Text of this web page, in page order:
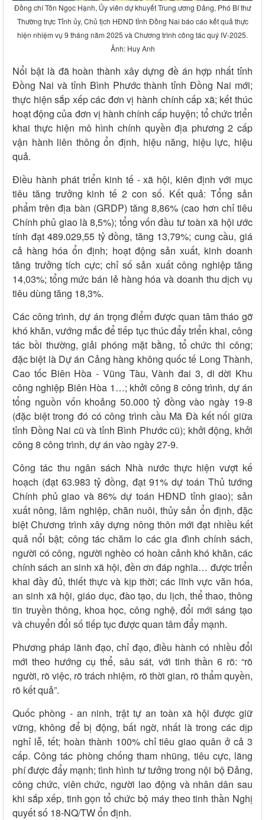
Đồng chí Tôn Ngọc Hạnh, Ủy viên dự khuyết Trung ương Đảng, Phó Bí thư
Thường trực Tỉnh ủy, Chủ tịch HĐND tỉnh Đồng Nai báo cáo kết quả thực
hiện nhiệm vụ 9 tháng năm 2025 và Chương trình công tác quý IV-2025.
Ảnh: Huy Anh
Nổi bật là đã hoàn thành xây dựng đề án hợp nhất tỉnh
Đồng Nai và tỉnh Bình Phước thành tỉnh Đồng Nai mới;
thực hiện sắp xếp các đơn vị hành chính cấp xã; kết thúc
hoạt động của đơn vị hành chính cấp huyện; tổ chức triển
khai thực hiện mô hình chính quyền địa phương 2 cấp
vận hành liên thông ổn định, hiệu năng, hiệu lực, hiệu
quả.
Điều hành phát triển kinh tế - xã hội, kiên định với mục
tiêu tăng trưởng kinh tế 2 con số. Kết quả: Tổng sản
phẩm trên địa bàn (GRDP) tăng 8,86% (cao hơn chỉ tiêu
Chính phủ giao là 8,5%); tổng vốn đầu tư toàn xã hội ước
tính đạt 489.029,55 tỷ đồng, tăng 13,79%; cung cầu, giá
cả hàng hóa ổn định; hoạt động sản xuất, kinh doanh
tăng trưởng tích cực; chỉ số sản xuất công nghiệp tăng
14,03%; tổng mức bán lẻ hàng hóa và doanh thu dịch vụ
tiêu dùng tăng 18,3%.
Các công trình, dự án trọng điểm được quan tâm tháo gỡ
khó khăn, vướng mắc để tiếp tục thúc đẩy triển khai, công
tác bồi thường, giải phóng mặt bằng, tổ chức thi công;
đặc biệt là Dự án Cảng hàng không quốc tế Long Thành,
Cao tốc Biên Hòa - Vũng Tàu, Vành đai 3, di dời Khu
công nghiệp Biên Hòa 1…; khởi công 8 công trình, dự án
tổng nguồn vốn khoảng 50.000 tỷ đồng vào ngày 19-8
(đặc biệt trong đó có công trình cầu Mã Đà kết nối giữa
tỉnh Đồng Nai cũ và tỉnh Bình Phước cũ); khởi động, khởi
công 8 công trình, dự án vào ngày 27-9.
Công tác thu ngân sách Nhà nước thực hiện vượt kế
hoạch (đạt 63.983 tỷ đồng, đạt 91% dự toán Thủ tướng
Chính phủ giao và 86% dự toán HĐND tỉnh giao); sản
xuất nông, lâm nghiệp, chăn nuôi, thủy sản ổn định, đặc
biệt Chương trình xây dựng nông thôn mới đạt nhiều kết
quả nổi bật; công tác chăm lo các gia đình chính sách,
người có công, người nghèo có hoàn cảnh khó khăn, các
chính sách an sinh xã hội, đền ơn đáp nghĩa… được triển
khai đầy đủ, thiết thực và kịp thời; các lĩnh vực văn hóa,
an sinh xã hội, giáo dục, đào tạo, du lịch, thể thao, thông
tin truyền thông, khoa học, công nghệ, đổi mới sáng tạo
và chuyển đổi số tiếp tục được quan tâm đẩy mạnh.
Phương pháp lãnh đạo, chỉ đạo, điều hành có nhiều đổi
mới theo hướng cụ thể, sâu sát, với tinh thần 6 rõ: “rõ
người, rõ việc, rõ trách nhiệm, rõ thời gian, rõ thẩm quyền,
rõ kết quả”.
Quốc phòng - an ninh, trật tự an toàn xã hội được giữ
vững, không để bị động, bất ngờ, nhất là trong các dịp
nghỉ lễ, tết; hoàn thành 100% chỉ tiêu giao quân ở cả 3
cấp. Công tác phòng chống tham nhũng, tiêu cực, lãng
phí được đẩy mạnh; tình hình tư tưởng trong nội bộ Đảng,
công chức, viên chức, người lao động và nhân dân sau
khi sắp xếp, tinh gọn tổ chức bộ máy theo tinh thần Nghị
quyết số 18-NQ/TW ổn định.